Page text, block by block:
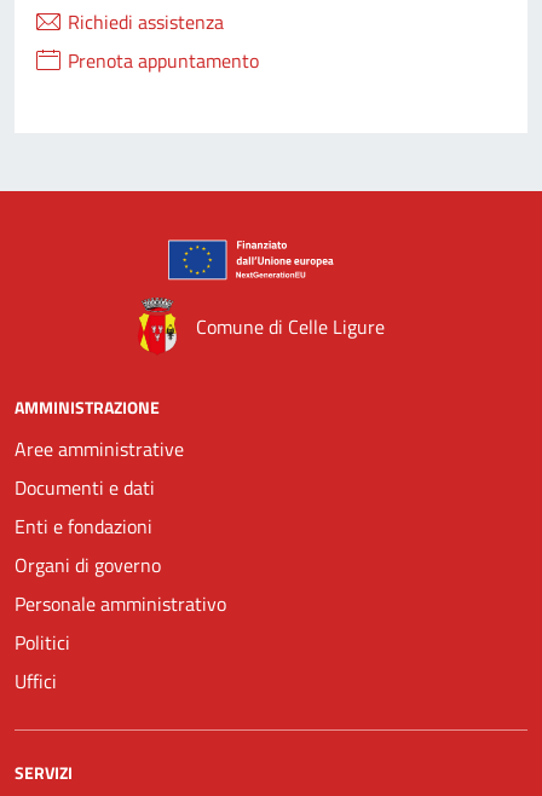
Richiedi assistenza
Prenota appuntamento
Comune di Celle Ligure
AMMINISTRAZIONE
Aree amministrative
Documenti e dati
Enti e fondazioni
Organi di governo
Personale amministrativo
Politici
Uffici
SERVIZI